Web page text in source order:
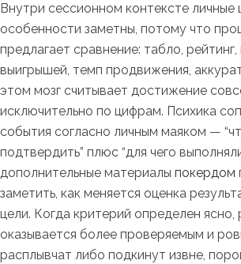
Внутри сессионном контексте личные
особенности заметны, потому что
предлагает сравнение: табло,
выигрышей, темп продвижения,
этом мозг считывает достижение
исключительно по цифрам. Психика
события согласно личным маяком —
подтвердить” плюс “для чего
дополнительные материалы покердом
заметить, как меняется оценка
цели. Когда критерий определен ясно,
оказывается более проверяемым и
расплывчат либо подкинут извне,